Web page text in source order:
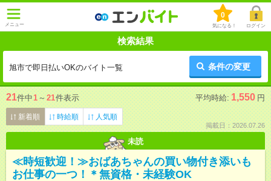
メニュー
0
気になる！ ログイン
検索結果
旭市で即日払いOKのバイト一覧 条件の変更
21件中1 ～ 21件表示 平均時給: 1,550 円
新着順 時給順 人気順
掲載日：2026.07.26
未読
≪時短歓迎！≫おばあちゃんの買い物付き添いも
お仕事の一つ！＊無資格・未経験OK